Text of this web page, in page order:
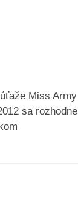
Miss Army
sa rozhodne